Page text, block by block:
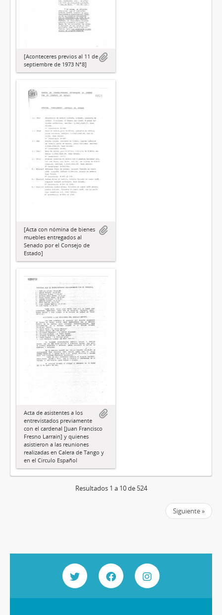
[Aconteceres previos al 11 de
septiembre de 1973 N°8]
[Acta con nómina de bienes
muebles entregados al
Senado por el Consejo de
Estado]
Acta de asistentes a los
entrevistados previamente
con el cardenal [Juan Francisco
Fresno Larraín] y quienes
asistieron a las reuniones
realizadas en Calera de Tango y
en el Circulo Español
Resultados 1 a 10 de 524
Siguiente »